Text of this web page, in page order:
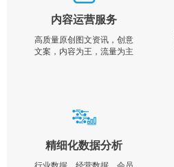
内容运营服务
高质量原创图文资讯，创意
文案，内容为王，流量为主
精细化数据分析